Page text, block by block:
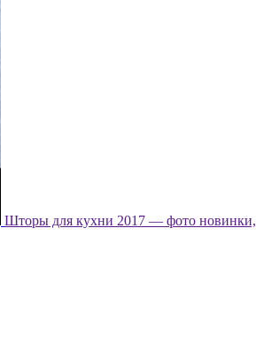
Шторы для кухни 2017 — фото новинки,